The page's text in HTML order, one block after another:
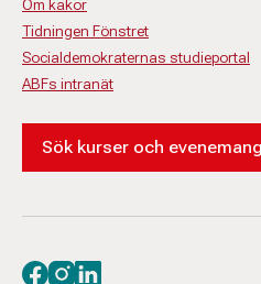
Om kakor
Tidningen Fönstret
Socialdemokraternas studieportal
ABFs intranät
Sök kurser och evenemang
Besök oss på facebook
Besök oss på instagram
Besök oss på linkedin